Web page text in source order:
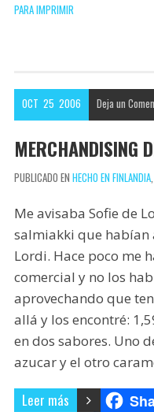
p
b
k
t
r
n
r
e
s
o
a
r
t
PARA IMPRIMIR
OCT 25 2006 Deja un
MERCHANDISING
PUBLICADO EN HECHO EN FINLANDIA,
Me avisaba Sofie de
salmiakki que habían
Lordi. Hace poco me
comercial y no los
aprovechando que
allá y los encontré:
en dos sabores. Uno
azucar y el otro
Leer más